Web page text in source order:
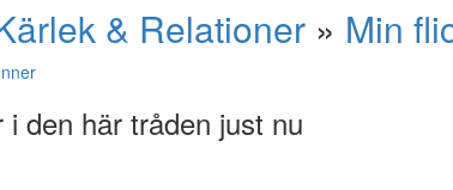
& Relationer » Min
den här tråden just nu